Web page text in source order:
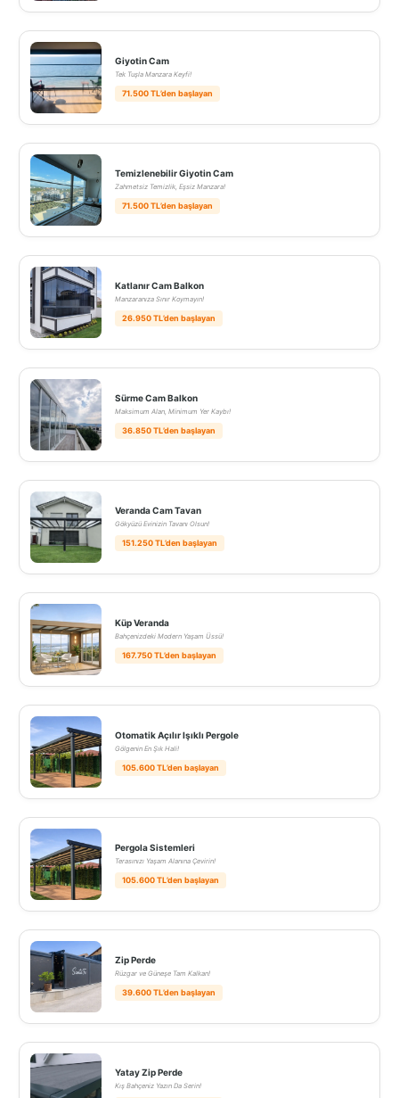
Giyotin Cam
Tek Tuşla Manzara Keyfi!
71.500 TL’den başlayan
Temizlenebilir Giyotin Cam
Zahmetsiz Temizlik, Eşsiz Manzara!
71.500 TL’den başlayan
Katlanır Cam Balkon
Manzaranıza Sınır Koymayın!
26.950 TL’den başlayan
Sürme Cam Balkon
Maksimum Alan, Minimum Yer Kaybı!
36.850 TL’den başlayan
Veranda Cam Tavan
Gökyüzü Evinizin Tavanı Olsun!
151.250 TL’den başlayan
Küp Veranda
Bahçenizdeki Modern Yaşam Üssü!
167.750 TL’den başlayan
Otomatik Açılır Işıklı Pergole
Gölgenin En Şık Hali!
105.600 TL’den başlayan
Pergola Sistemleri
Terasınızı Yaşam Alanına Çevirin!
105.600 TL’den başlayan
Zip Perde
Rüzgar ve Güneşe Tam Kalkan!
39.600 TL’den başlayan
Yatay Zip Perde
Kış Bahçeniz Yazın Da Serin!